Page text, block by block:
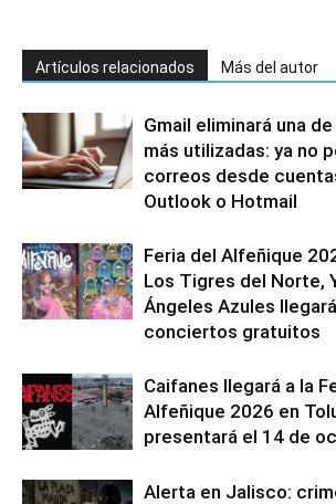
Artículos relacionados Más del autor
Gmail eliminará una
más utilizadas: ya no
correos desde
Outlook o Hotmail
Feria del Alfeñique
Los Tigres del Norte,
Ángeles Azules
conciertos gratuitos
Caifanes llegará a la
Alfeñique 2026 en
presentará el 14 de
Alerta en Jalisco: